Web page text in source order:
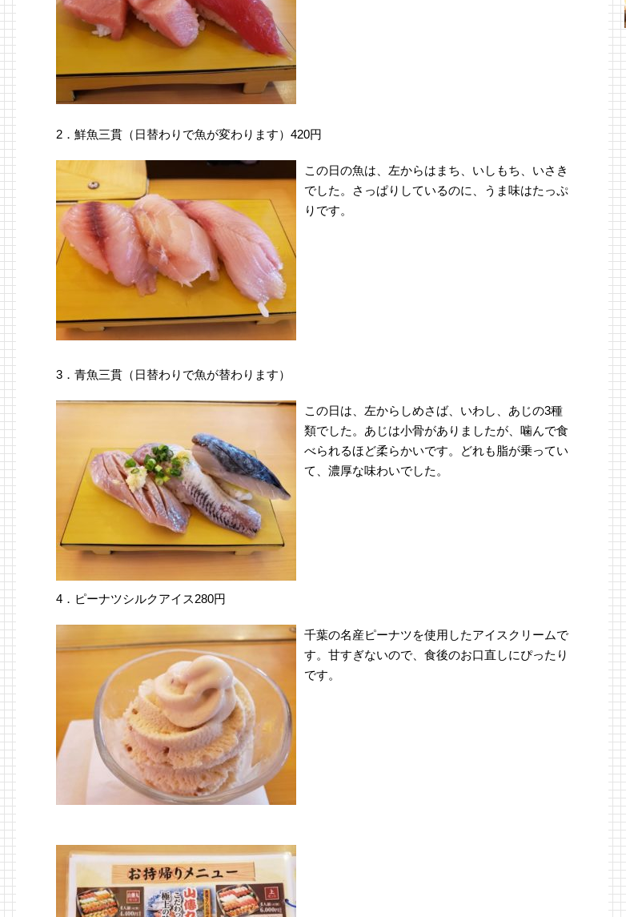
2．鮮魚三貫（日替わりで魚が変わります）420円
この日の魚は、左からはまち、いしもち、いさき
でした。
さっぱりしているのに、うま味はたっぷ
りです。
3．青魚三貫（日替わりで魚が替わります）
この日は、左からしめさば、いわし、あじの3種
類でした。 あじは小骨がありましたが、噛んで食
べられるほど柔らかいです。どれも脂が乗ってい
て、濃厚な味わいでした。
4．ピーナツシルクアイス280円
千葉の名産ピーナツを使用したアイスクリームで
す。 甘すぎないので、食後のお口直しにぴったり
です。